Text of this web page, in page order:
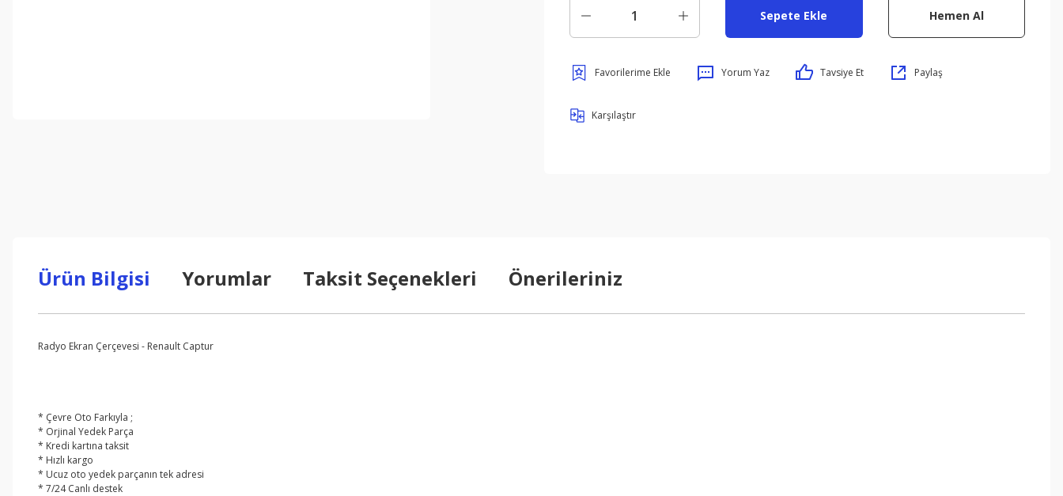
Sepete Ekle Hemen Al
Yorum Yaz Tavsiye Et Paylaş
Karşılaştır
Ürün Bilgisi Yorumlar Taksit Seçenekleri Önerileriniz
Radyo Ekran Çerçevesi - Renault Captur
* Çevre Oto Farkıyla ;
* Orjinal Yedek Parça
* Kredi kartına taksit
* Hızlı kargo
* Ucuz oto yedek parçanın tek adresi
* 7/24 Canlı destek